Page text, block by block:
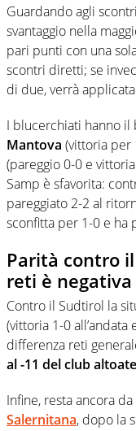
Guardando agli
svantaggio nella
pari punti con una
scontri diretti; se
di due, verrà
I blucerchiati hanno il
Mantova (vittoria per
(pareggio 0-0 e
Samp è sfavorita:
pareggiato 2-2 al
sconfitta per 1-0 e ha
Parità contro
reti è negativa
Contro il Sudtirol la
(vittoria 1-0
differenza reti
al -11 del club
Infine, resta ancora
Salernitana, dopo la